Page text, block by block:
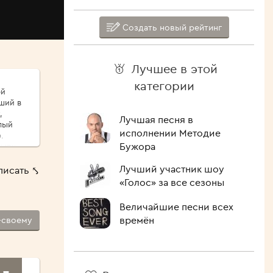
в
⤣
своему
Создать новый рейтинг
Лучшее в этой
категории
Лучшая песня в
исполнении Методие
Бужора
Лучший участник шоу
«Голос» за все сезоны
Величайшие песни всех
времён